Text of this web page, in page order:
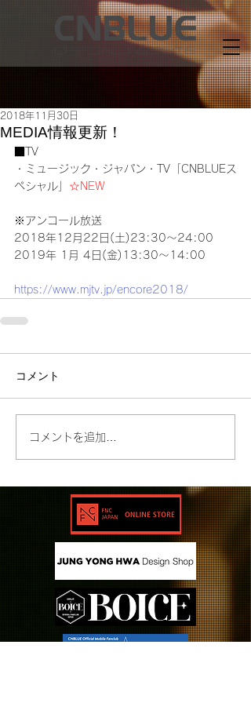
MEDIA情報更新！
2018年11月30日
■TV
・ミュージック・ジャパン・TV「CNBLUEス
ペシャル」 ☆NEW
※アンコール放送
2018年12月22日(土)23:30～24:00
2019年 1月 4日(金)13:30～14:00
https://www.mjtv.jp/encore2018/
コメント
コメントを追加…